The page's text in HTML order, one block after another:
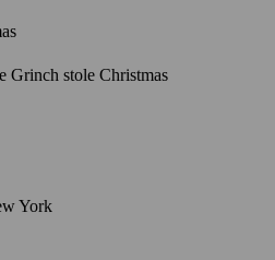
Grinch stole Christmas
York